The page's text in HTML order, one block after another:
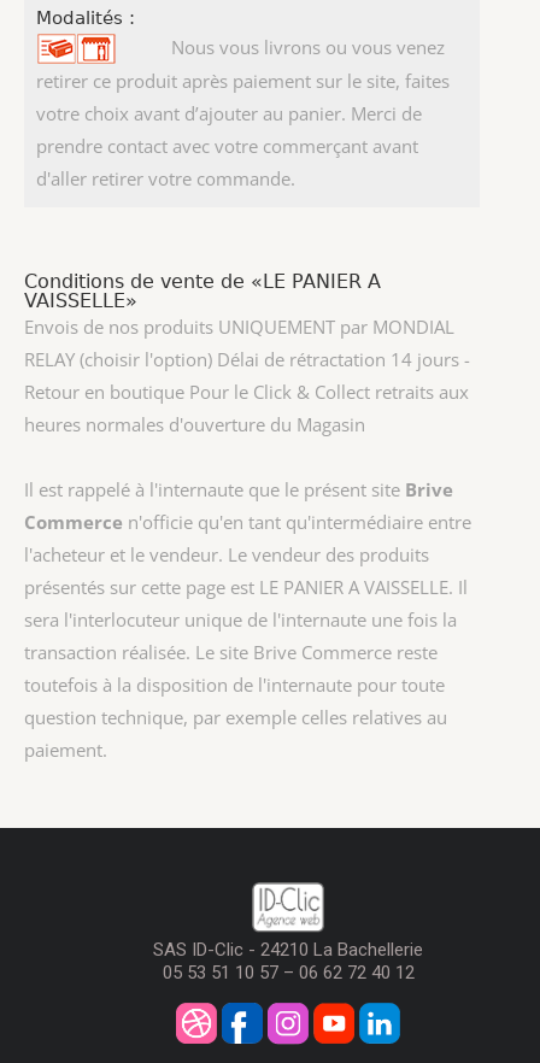
Modalités :
Nous vous livrons ou vous venez
retirer ce produit après paiement sur le site, faites
votre choix avant d’ajouter au panier. Merci de
prendre contact avec votre commerçant avant
d'aller retirer votre commande.
Conditions de vente de «LE PANIER A
VAISSELLE»
Envois de nos produits UNIQUEMENT par MONDIAL
RELAY (choisir l'option) Délai de rétractation 14 jours -
Retour en boutique Pour le Click & Collect retraits aux
heures normales d'ouverture du Magasin
Il est rappelé à l'internaute que le présent site Brive
Commerce n'officie qu'en tant qu'intermédiaire entre
l'acheteur et le vendeur. Le vendeur des produits
présentés sur cette page est LE PANIER A VAISSELLE. Il
sera l'interlocuteur unique de l'internaute une fois la
transaction réalisée. Le site Brive Commerce reste
toutefois à la disposition de l'internaute pour toute
question technique, par exemple celles relatives au
paiement.
SAS ID-Clic - 24210 La Bachellerie
05 53 51 10 57 – 06 62 72 40 12